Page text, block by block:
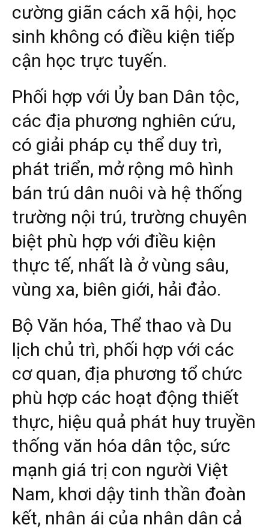
cường giãn cách xã hội, học
sinh không có điều kiện tiếp
cận học trực tuyến.
Phối hợp với Ủy ban Dân tộc,
các địa phương nghiên cứu,
có giải pháp cụ thể duy trì,
phát triển, mở rộng mô hình
bán trú dân nuôi và hệ thống
trường nội trú, trường chuyên
biệt phù hợp với điều kiện
thực tế, nhất là ở vùng sâu,
vùng xa, biên giới, hải đảo.
Bộ Văn hóa, Thể thao và Du
lịch chủ trì, phối hợp với các
cơ quan, địa phương tổ chức
phù hợp các hoạt động thiết
thực, hiệu quả phát huy truyền
thống văn hóa dân tộc, sức
mạnh giá trị con người Việt
Nam, khơi dậy tinh thần đoàn
kết, nhân ái của nhân dân cả